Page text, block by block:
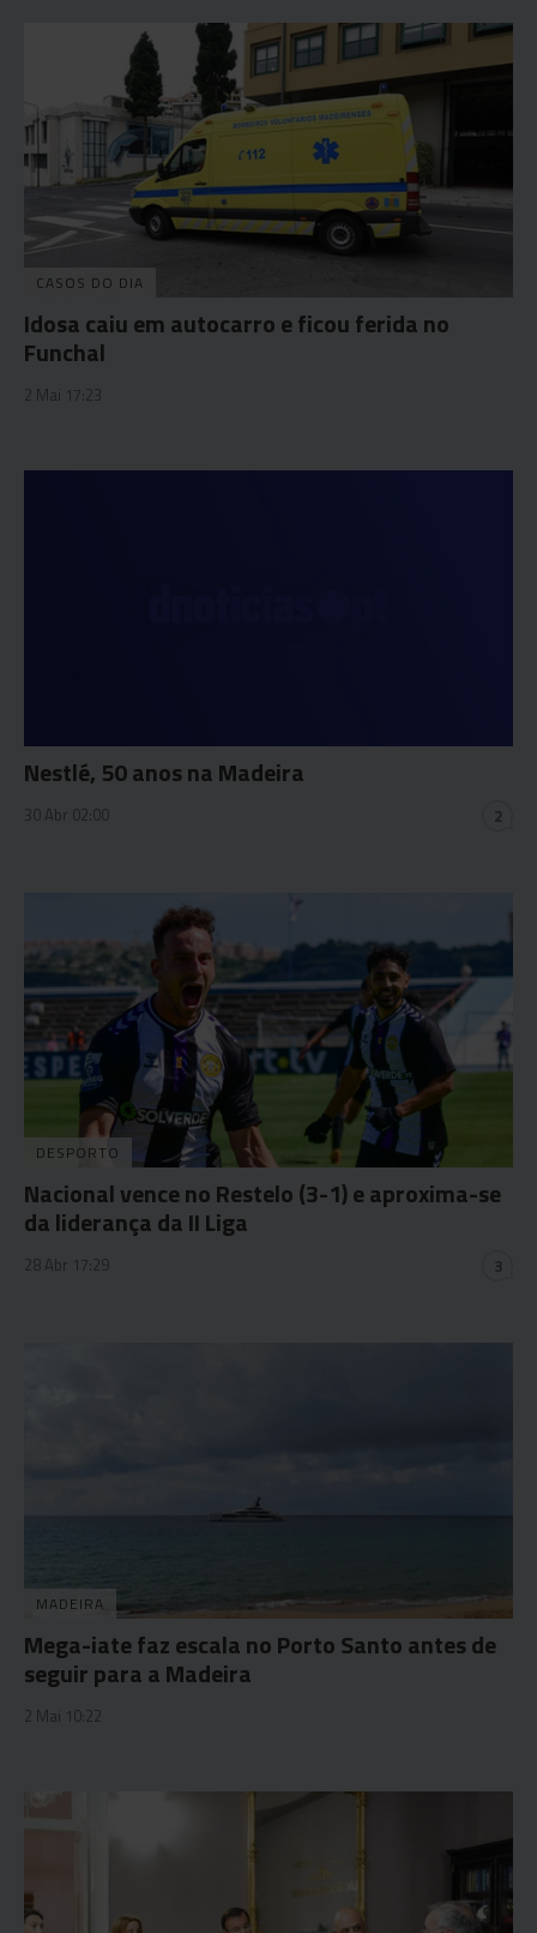
CASOS DO DIA
Idosa caiu em autocarro e ficou ferida no
Funchal
2 Mai 17:23
Nestlé, 50 anos na Madeira
30 Abr 02:00 2
DESPORTO
Nacional vence no Restelo (3-1) e aproxima-se
da liderança da II Liga
28 Abr 17:29 3
MADEIRA
Mega-iate faz escala no Porto Santo antes de
seguir para a Madeira
2 Mai 10:22